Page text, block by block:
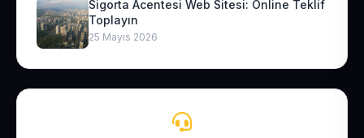
Sigorta Acentesi Web Sitesi: Online Teklif
Toplayın
25 Mayıs 2026